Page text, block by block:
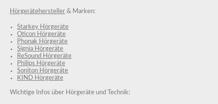
Hörgerätehersteller & Marken:
Starkey Hörgeräte
Oticon Hörgeräte
Phonak Hörgeräte
Signia Hörgeräte
ReSound Hörgeräte
Philips Hörgeräte
Soniton Hörgeräte
KIND Hörgeräte
Wichtige Infos über Hörgeräte und Technik: